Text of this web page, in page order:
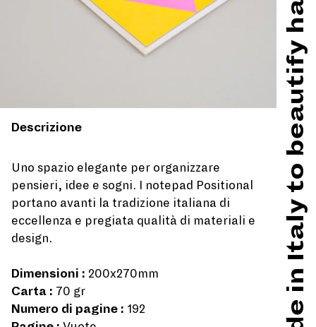
Descrizione
Uno spazio elegante per organizzare
pensieri, idee e sogni. I notepad Positional
portano avanti la tradizione italiana di
eccellenza e pregiata qualità di materiali e
design.
Dimensioni : 200x270mm
Carta : 70 gr
Numero di pagine : 192